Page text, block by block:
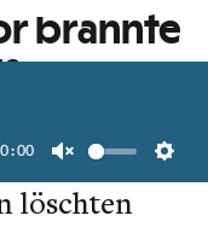
Unmute
brannte
die
löschten